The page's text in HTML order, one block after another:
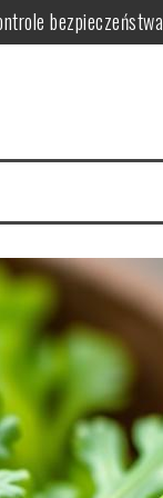
bezpieczeństwa